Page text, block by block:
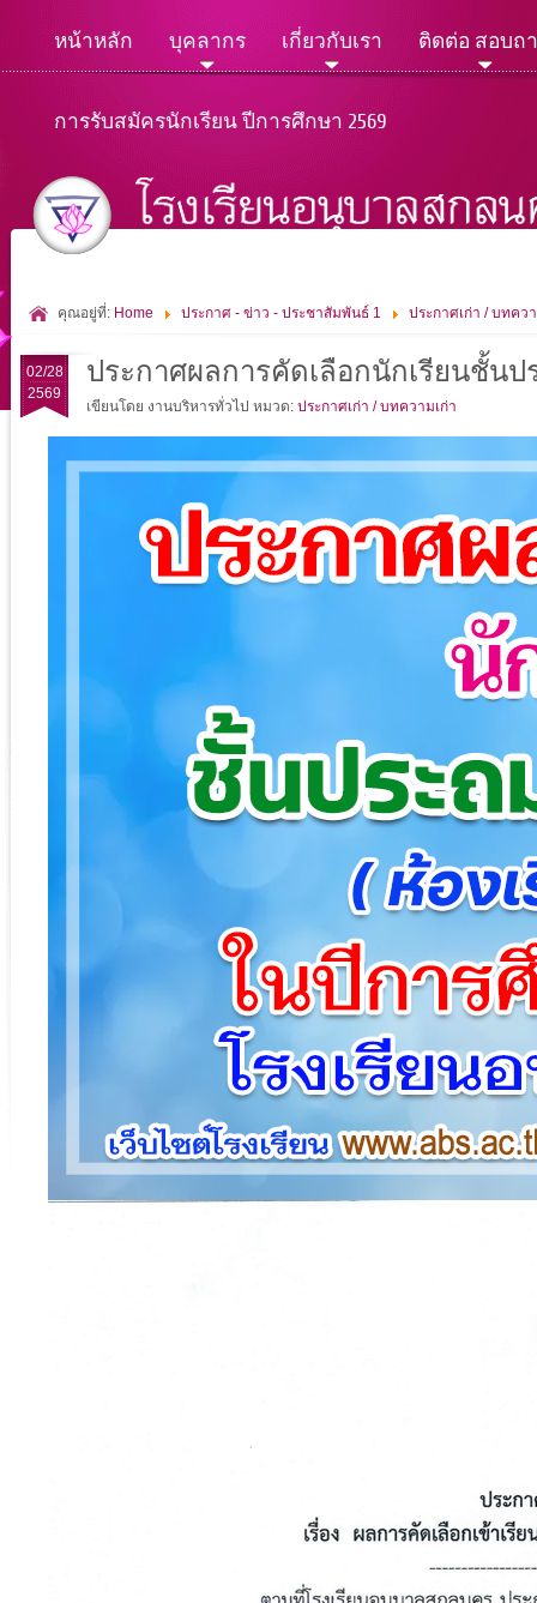
หน้าหลัก บุคลากร เกี่ยวกับเรา ติดต่อ สอบถ
การรับสมัครนักเรียน ปีการศึกษา 2569
คุณอยู่ที่: Home ประกาศ - ข่าว - ประชาสัมพันธ์ 1 ประกาศเก่า / บทคว
02/28
2569
ประกาศผลการคัดเลือกนักเรียนชั้นป
เขียนโดย งานบริหารทั่วไป หมวด: ประกาศเก่า / บทความเก่า